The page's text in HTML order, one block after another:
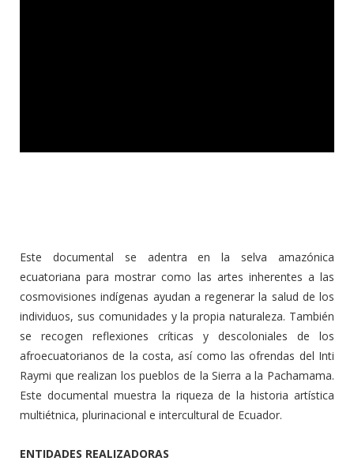
Este documental se adentra en la selva amazónica
ecuatoriana para mostrar como las artes inherentes a las
cosmovisiones indígenas ayudan a regenerar la salud de los
individuos, sus comunidades y la propia naturaleza. También
se recogen reflexiones críticas y descoloniales de los
afroecuatorianos de la costa, así como las ofrendas del Inti
Raymi que realizan los pueblos de la Sierra a la Pachamama.
Este documental muestra la riqueza de la historia artística
multiétnica, plurinacional e intercultural de Ecuador.
ENTIDADES REALIZADORAS